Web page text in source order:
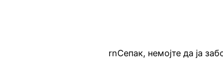
rnСепак, немојте да ја